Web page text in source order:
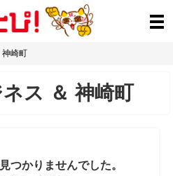
神崎町
ス ＆神崎町
つかりませんでした。